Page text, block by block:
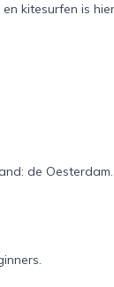
kitesurfen is hier
de Oesterdam.